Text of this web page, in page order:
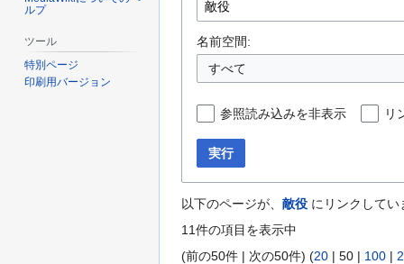
名前空間:
すべて
参照読み込みを非表示 リ
実行
以下のページが、 敵役 にリンクしてい
11件の項目を表示中
(前の50件 | 次の50件) (20 | 50 | 100 |
ルプ
ツール
特別ページ
印刷用バージョン